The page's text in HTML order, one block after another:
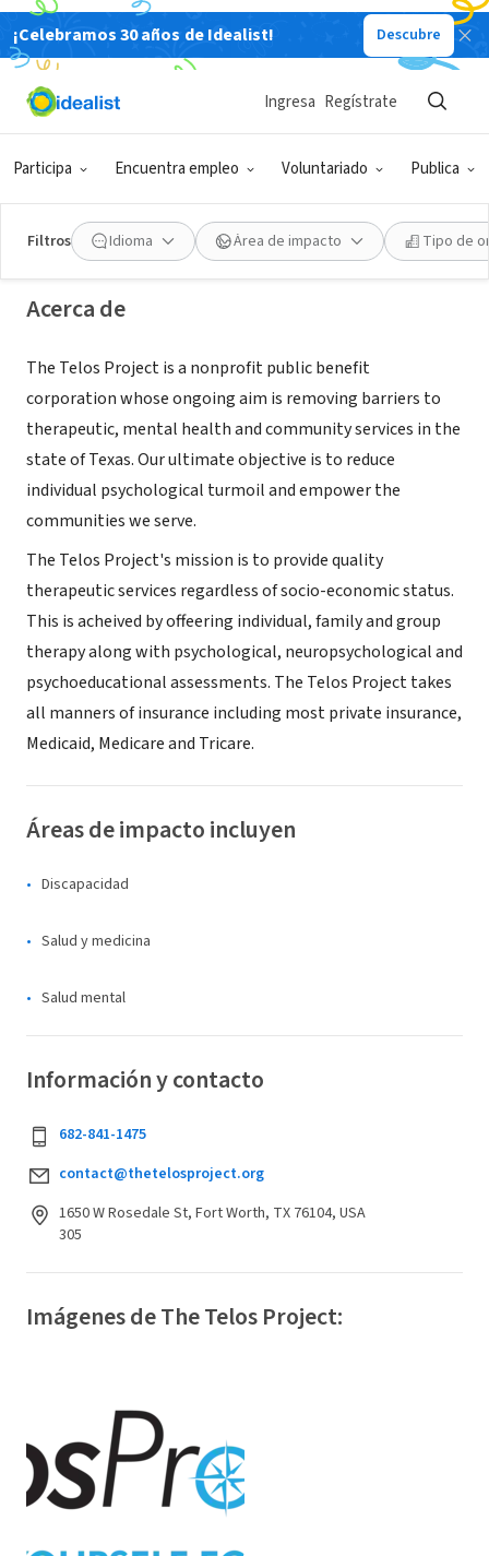
¡Celebramos 30 años de Idealist! Descubre
Participa Encuentra empleo Voluntariado Publica
Ingresa Regístrate
Filtros Idioma Área de impacto Tipo de
The Telos Project
Fort Worth, TX www.thetelosproject.org
Acerca de
The Telos Project is a nonprofit public benefit
corporation whose ongoing aim is removing barriers to
therapeutic, mental health and community services in the
state of Texas. Our ultimate objective is to reduce
individual psychological turmoil and empower the
communities we serve.
The Telos Project's mission is to provide quality
therapeutic services regardless of socio-economic status.
This is acheived by offeering individual, family and group
therapy along with psychological, neuropsychological and
psychoeducational assessments. The Telos Project takes
all manners of insurance including most private insurance,
Medicaid, Medicare and Tricare.
Áreas de impacto incluyen
Discapacidad
Salud y medicina
Salud mental
Información y contacto
682-841-1475
contact@thetelosproject.org
1650 W Rosedale St, Fort Worth, TX 76104, USA
305
Imágenes de The Telos Project: